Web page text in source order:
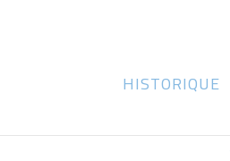
HISTORIQUE